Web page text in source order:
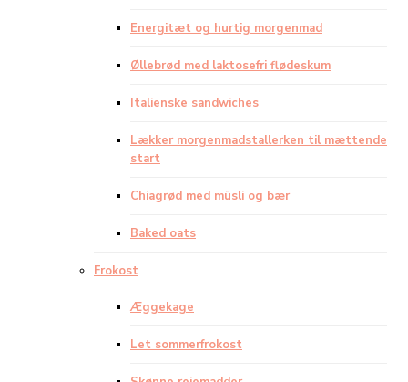
Energitæt og hurtig morgenmad
Øllebrød med laktosefri flødeskum
Italienske sandwiches
Lækker morgenmadstallerken til mættende
start
Chiagrød med müsli og bær
Baked oats
Frokost
Æggekage
Let sommerfrokost